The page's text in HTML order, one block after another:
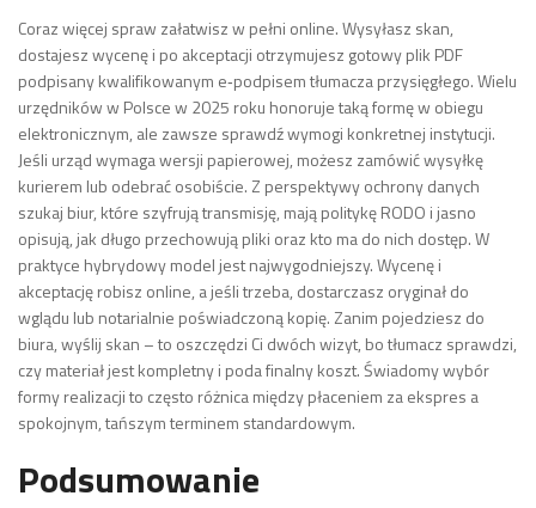
Coraz więcej spraw załatwisz w pełni online. Wysyłasz skan,
dostajesz wycenę i po akceptacji otrzymujesz gotowy plik PDF
podpisany kwalifikowanym e‑podpisem tłumacza przysięgłego. Wielu
urzędników w Polsce w 2025 roku honoruje taką formę w obiegu
elektronicznym, ale zawsze sprawdź wymogi konkretnej instytucji.
Jeśli urząd wymaga wersji papierowej, możesz zamówić wysyłkę
kurierem lub odebrać osobiście. Z perspektywy ochrony danych
szukaj biur, które szyfrują transmisję, mają politykę RODO i jasno
opisują, jak długo przechowują pliki oraz kto ma do nich dostęp. W
praktyce hybrydowy model jest najwygodniejszy. Wycenę i
akceptację robisz online, a jeśli trzeba, dostarczasz oryginał do
wglądu lub notarialnie poświadczoną kopię. Zanim pojedziesz do
biura, wyślij skan – to oszczędzi Ci dwóch wizyt, bo tłumacz sprawdzi,
czy materiał jest kompletny i poda finalny koszt. Świadomy wybór
formy realizacji to często różnica między płaceniem za ekspres a
spokojnym, tańszym terminem standardowym.
Podsumowanie